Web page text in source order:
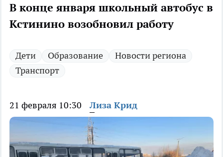
В конце января школьный автобус в
Кстинино возобновил работу
Дети Образование
Новости региона
Транспорт
21 февраля 10:30 Лиза Крид